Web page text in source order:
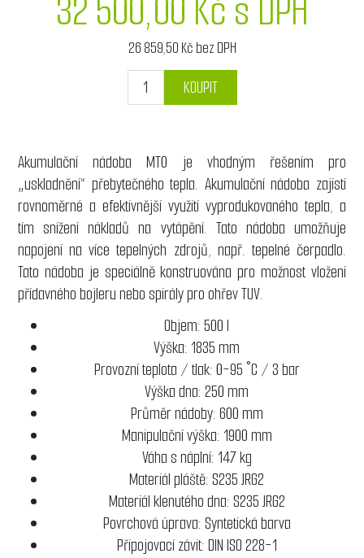
26 859,50 Kč bez DPH
KOUPIT
Akumulační nádoba MT0 je vhodným řešením pro
„uskladnění“ přebytečného tepla. Akumulační nádoba zajistí
rovnoměrné a efektivnější využití vyprodukovaného tepla, a
tím snížení nákladů na vytápění. Tato nádoba umožňuje
napojení na více tepelných zdrojů, např. tepelné čerpadlo.
Tato nádoba je speciálně konstruována pro možnost vložení
přídavného bojleru nebo spirály pro ohřev TUV.
Objem: 500 l
Výška: 1835 mm
Provozní teplota / tlak: 0-95 °C / 3 bar
Výška dna: 250 mm
Průměr nádoby: 600 mm
Manipulační výška: 1900 mm
Váha s náplní: 147 kg
Materiál pláště: S235 JRG2
Materiál klenutého dna: S235 JRG2
Povrchová úprava: Syntetická barva
Připojovací závit: DIN ISO 228-1